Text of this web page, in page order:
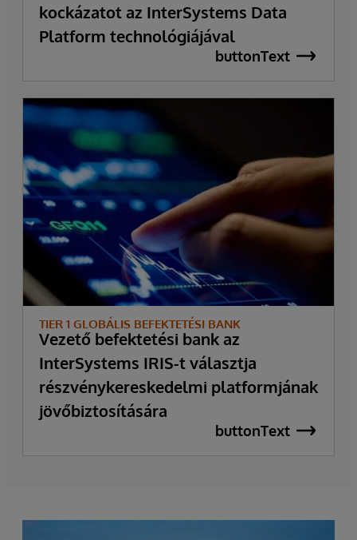
kockázatot az InterSystems Data
Platform technológiájával
buttonText
TIER 1 GLOBÁLIS BEFEKTETÉSI BANK
Vezető befektetési bank az
InterSystems IRIS-t választja
részvénykereskedelmi platformjának
jövőbiztosítására
buttonText